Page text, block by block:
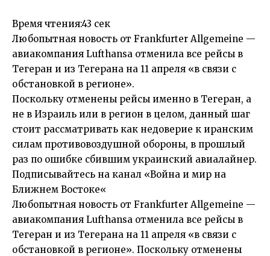
Время чтения:43 сек
Любопытная новость от Frankfurter Allgemeine —
авиакомпания Lufthansa отменила все рейсы в
Тегеран и из Тегерана на 11 апреля «в связи с
обстановкой в регионе».
Поскольку отменены рейсы именно в Тегеран, а
не в Израиль или в регион в целом, данный шаг
стоит рассматривать как недоверие к иранским
силам противовоздушной обороны, в прошлый
раз по ошибке сбившим украинский авиалайнер.
Подписывайтесь на канал «Война и мир на
Ближнем Востоке«
Любопытная новость от Frankfurter Allgemeine —
авиакомпания Lufthansa отменила все рейсы в
Тегеран и из Тегерана на 11 апреля «в связи с
обстановкой в регионе». Поскольку отменены